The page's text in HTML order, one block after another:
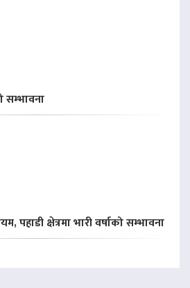
सम्भावना
पहाडी क्षेत्रमा भारी वर्षाको सम्भावना